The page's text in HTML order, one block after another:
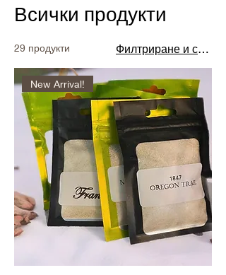
Всички продукти
29 продукти Филтриране и
New Arrival!